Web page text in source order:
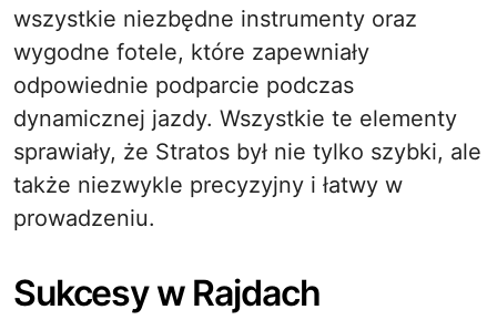
wszystkie niezbędne instrumenty oraz
wygodne fotele, które zapewniały
odpowiednie podparcie podczas
dynamicznej jazdy. Wszystkie te elementy
sprawiały, że Stratos był nie tylko szybki, ale
także niezwykle precyzyjny i łatwy w
prowadzeniu.
Sukcesy w Rajdach